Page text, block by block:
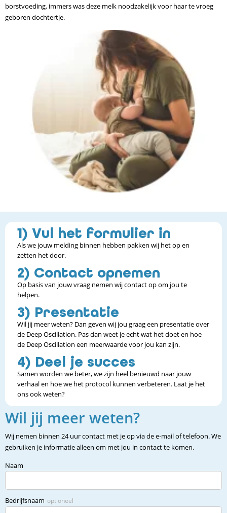
borstvoeding, immers was deze melk noodzakelijk voor haar te vroeg
geboren dochtertje.
Wil jij meer weten?
Wij nemen binnen 24 uur contact met je op via de e-mail of telefoon. We
gebruiken je informatie alleen om met jou in contact te komen.
Naam
Bedrijfsnaam optioneel
1) Vul het formulier in
Als we jouw melding binnen hebben pakken wij het op en
zetten het door.
2) Contact opnemen
Op basis van jouw vraag nemen wij contact op om jou te
helpen.
3) Presentatie
Wil jij meer weten? Dan geven wij jou graag een presentatie over
de Deep Oscillation. Pas dan weet je echt wat het doet en hoe
de Deep Oscillation een meerwaarde voor jou kan zijn.
4) Deel je succes
Samen worden we beter, we zijn heel benieuwd naar jouw
verhaal en hoe we het protocol kunnen verbeteren. Laat je het
ons ook weten?